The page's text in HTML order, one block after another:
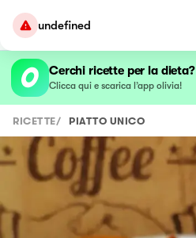
undefined
Cerchi ricette per la dieta?
Clicca qui e scarica l’app olivia!
RICETTE/ PIATTO UNICO